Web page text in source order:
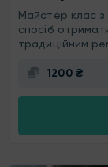
Майстер клас
спосіб
традиційним
1200 ₴